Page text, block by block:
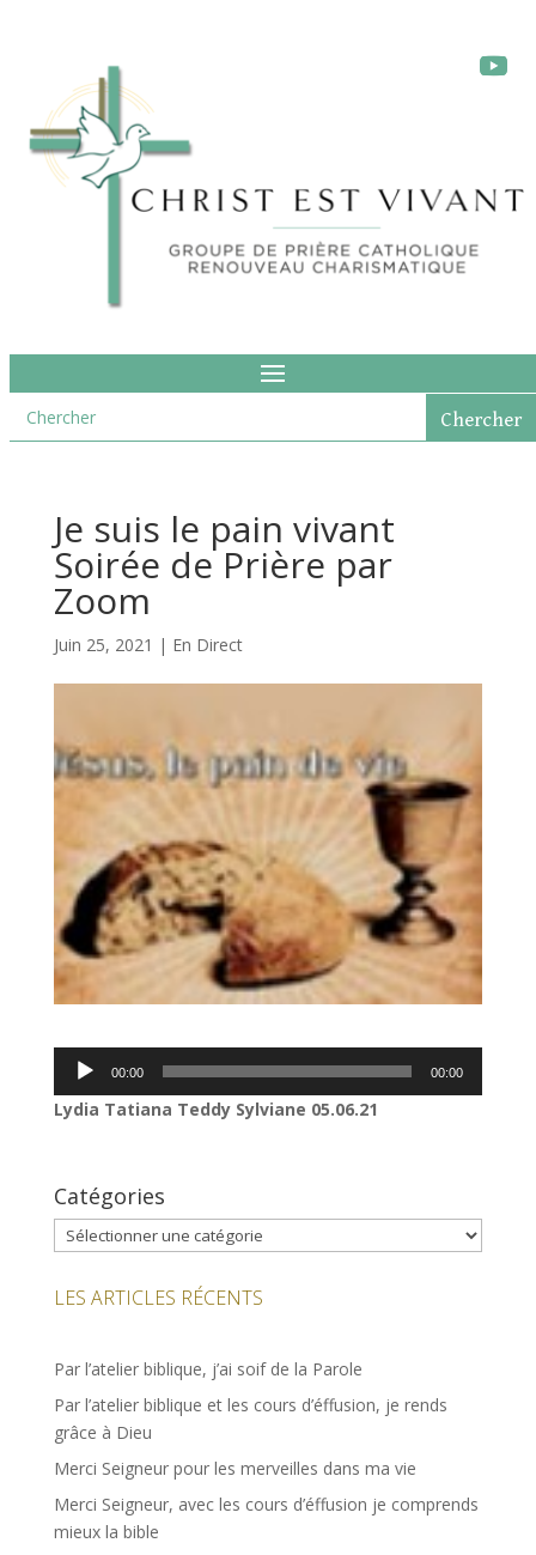
Je suis le pain vivant
Soirée de Prière par
Zoom
Juin 25, 2021 | En Direct
Lecteur
00:00 00:00
Lydia Tatiana Teddy Sylviane 05.06.21
Catégories
Catégories
LES ARTICLES RÉCENTS
Par l’atelier biblique, j’ai soif de la Parole
Par l’atelier biblique et les cours d’éffusion, je rends
grâce à Dieu
Merci Seigneur pour les merveilles dans ma vie
Merci Seigneur, avec les cours d’éffusion je comprends
mieux la bible